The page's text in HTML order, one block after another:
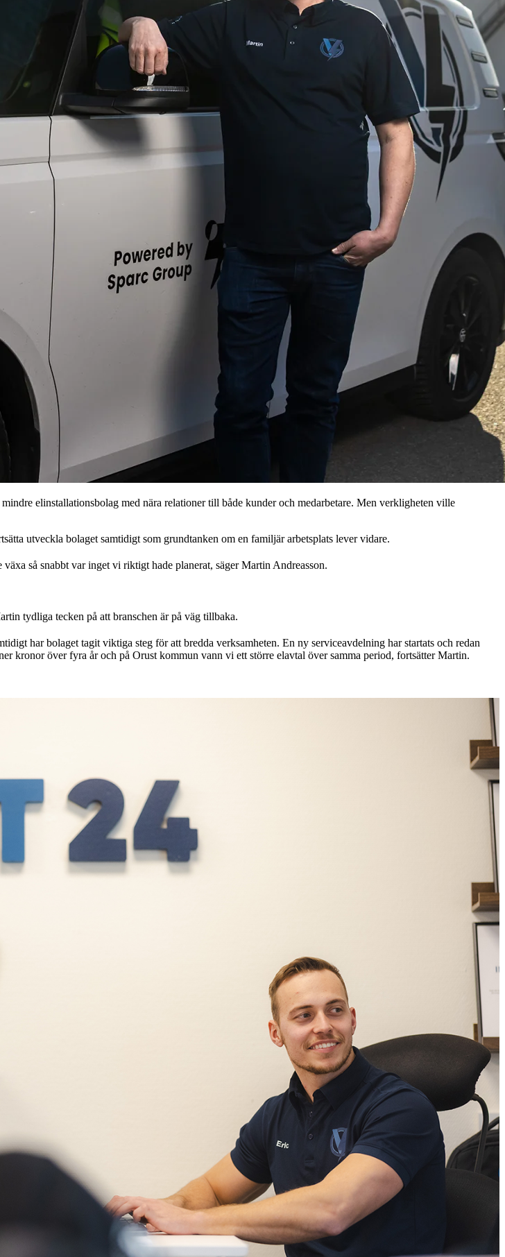
elinstallationsbolag med nära relationer till både kunder och medarbetare. Men verkligheten ville
utveckla bolaget samtidigt som grundtanken om en familjär arbetsplats lever vidare.
så snabbt var inget vi riktigt hade planerat, säger Martin Andreasson.
tydliga tecken på att branschen är på väg tillbaka.
har bolaget tagit viktiga steg för att bredda verksamheten. En ny serviceavdelning har startats och redan
över fyra år och på Orust kommun vann vi ett större elavtal över samma period, fortsätter Martin.